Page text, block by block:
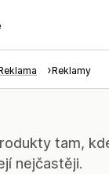
Reklamy
tam,
nejčastěji.